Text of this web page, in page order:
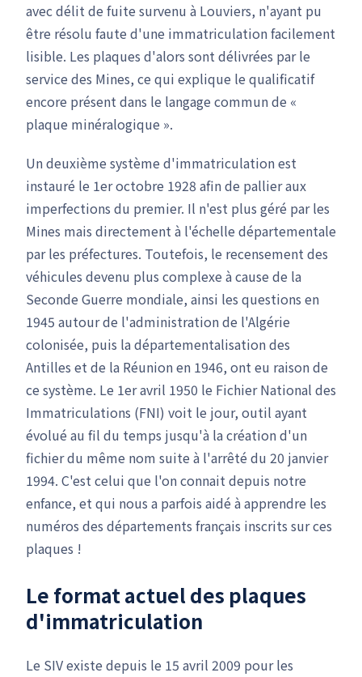
avec délit de fuite survenu à Louviers, n'ayant pu
être résolu faute d'une immatriculation facilement
lisible. Les plaques d'alors sont délivrées par le
service des Mines, ce qui explique le qualificatif
encore présent dans le langage commun de «
plaque minéralogique ».
Un deuxième système d'immatriculation est
instauré le 1er octobre 1928 afin de pallier aux
imperfections du premier. Il n'est plus géré par les
Mines mais directement à l'échelle départementale
par les préfectures. Toutefois, le recensement des
véhicules devenu plus complexe à cause de la
Seconde Guerre mondiale, ainsi les questions en
1945 autour de l'administration de l'Algérie
colonisée, puis la départementalisation des
Antilles et de la Réunion en 1946, ont eu raison de
ce système. Le 1er avril 1950 le Fichier National des
Immatriculations (FNI) voit le jour, outil ayant
évolué au fil du temps jusqu'à la création d'un
fichier du même nom suite à l'arrêté du 20 janvier
1994. C'est celui que l'on connait depuis notre
enfance, et qui nous a parfois aidé à apprendre les
numéros des départements français inscrits sur ces
plaques !
Le format actuel des plaques
d'immatriculation
Le SIV existe depuis le 15 avril 2009 pour les